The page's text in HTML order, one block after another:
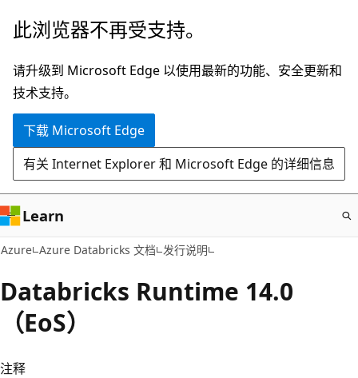
跳
主
要
内
此浏览器不再受支持。
请升级到 Microsoft Edge 以使用最新的功能、安全更新和
技术支持。
下载 Microsoft Edge
有关 Internet Explorer 和 Microsoft Edge 的详细信息
Learn
Azure Azure Databricks 文档 发行说明
Databricks Runtime 14.0
（EoS）
注释